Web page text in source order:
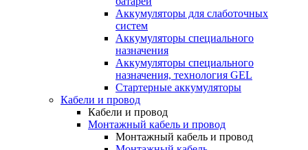
Аккумуляторы для слаботочных
систем
Аккумуляторы специального
назначения
Аккумуляторы специального
назначения, технология GEL
Стартерные аккумуляторы
Кабели и провод
Кабели и провод
Монтажный кабель и провод
Монтажный кабель и провод